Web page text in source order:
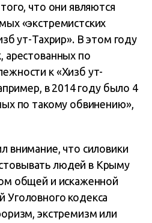
что они являются
«экстремистских
ут-Тахрир». В этом году
арестованных по
к «Хизб ут-
в 2014 году было 4
по такому обвинению»,
внимание, что силовики
людей в Крыму
общей и искаженной
Уголовного кодекса
экстремизм или